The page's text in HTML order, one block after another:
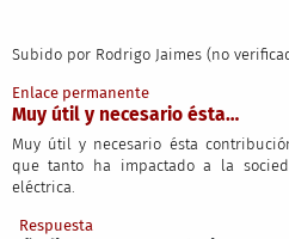
Subido por Rodrigo Jaimes (no
Enlace permanente
Muy útil y necesario ésta…
Muy útil y necesario ésta
que tanto ha impactado a la
eléctrica.
Respuesta